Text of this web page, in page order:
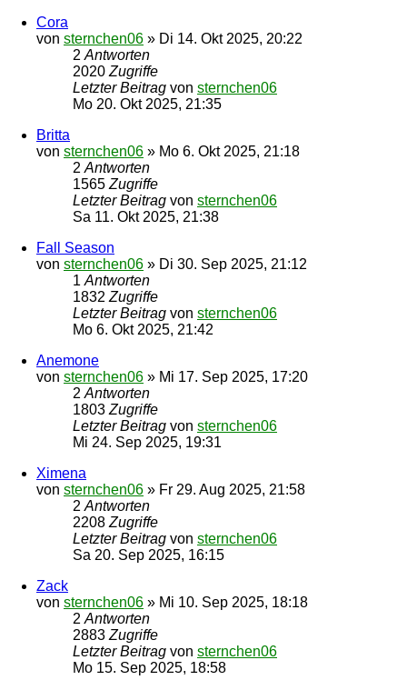
Cora
von sternchen06 » Di 14. Okt 2025, 20:22
2 Antworten
2020 Zugriffe
Letzter Beitrag von sternchen06
Mo 20. Okt 2025, 21:35
Britta
von sternchen06 » Mo 6. Okt 2025, 21:18
2 Antworten
1565 Zugriffe
Letzter Beitrag von sternchen06
Sa 11. Okt 2025, 21:38
Fall Season
von sternchen06 » Di 30. Sep 2025, 21:12
1 Antworten
1832 Zugriffe
Letzter Beitrag von sternchen06
Mo 6. Okt 2025, 21:42
Anemone
von sternchen06 » Mi 17. Sep 2025, 17:20
2 Antworten
1803 Zugriffe
Letzter Beitrag von sternchen06
Mi 24. Sep 2025, 19:31
Ximena
von sternchen06 » Fr 29. Aug 2025, 21:58
2 Antworten
2208 Zugriffe
Letzter Beitrag von sternchen06
Sa 20. Sep 2025, 16:15
Zack
von sternchen06 » Mi 10. Sep 2025, 18:18
2 Antworten
2883 Zugriffe
Letzter Beitrag von sternchen06
Mo 15. Sep 2025, 18:58